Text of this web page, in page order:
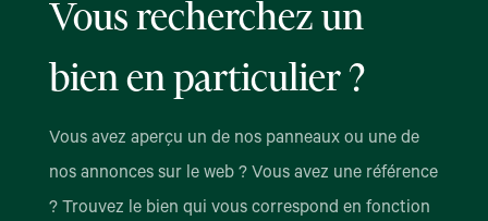
Vous recherchez un
bien en particulier ?
Vous avez aperçu un de nos panneaux ou une de
nos annonces sur le web ? Vous avez une référence
? Trouvez le bien qui vous correspond en fonction